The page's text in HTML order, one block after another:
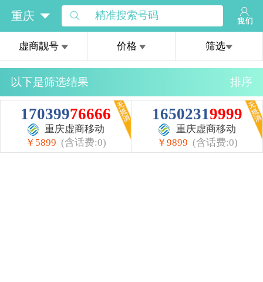
虚商靓号 价格 筛选
以下是筛选结果 排序
17039976666
重庆虚商移动
￥5899 (含话费:0)
16502319999
重庆虚商移动
￥9899 (含话费:0)